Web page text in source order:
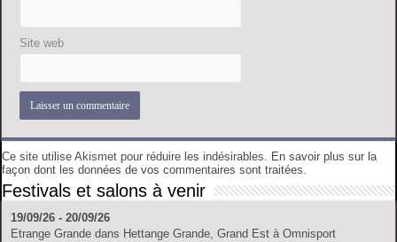
Site web
Ce site utilise Akismet pour réduire les indésirables. En savoir plus sur la
façon dont les données de vos commentaires sont traitées.
Festivals et salons à venir
19/09/26 - 20/09/26
Etrange Grande dans Hettange Grande, Grand Est à Omnisport